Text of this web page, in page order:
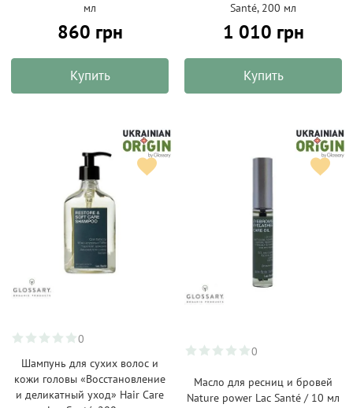
мл
860 грн
Купить
Santé, 200 мл
1 010 грн
Купить
0
Шампунь для сухих волос и
кожи головы «Восстановление
и деликатный уход» Hair Care
0
Масло для ресниц и бровей
Nature power Lac Santé / 10 мл